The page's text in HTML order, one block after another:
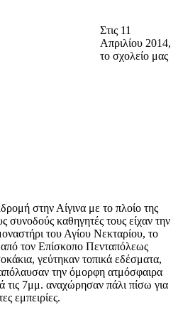
Στις 11
Απριλίου 2014,
το σχολείο μας
στην Αίγινα με το πλοίο της
συνοδούς καθηγητές τους είχαν την
του Αγίου Νεκταρίου, το
τον Επίσκοπο Πενταπόλεως
γεύτηκαν τοπικά εδέσματα,
την όμορφη ατμόσφαιρα
τις 7μμ. αναχώρησαν πάλι πίσω για
εμπειρίες.